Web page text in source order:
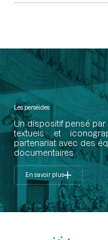
Les perséides
Un dispositif pensé
textuels et
partenariat avec des
documentaires.
En savoir plus